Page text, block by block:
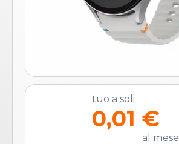
tuo a soli
0,01 €
al mese